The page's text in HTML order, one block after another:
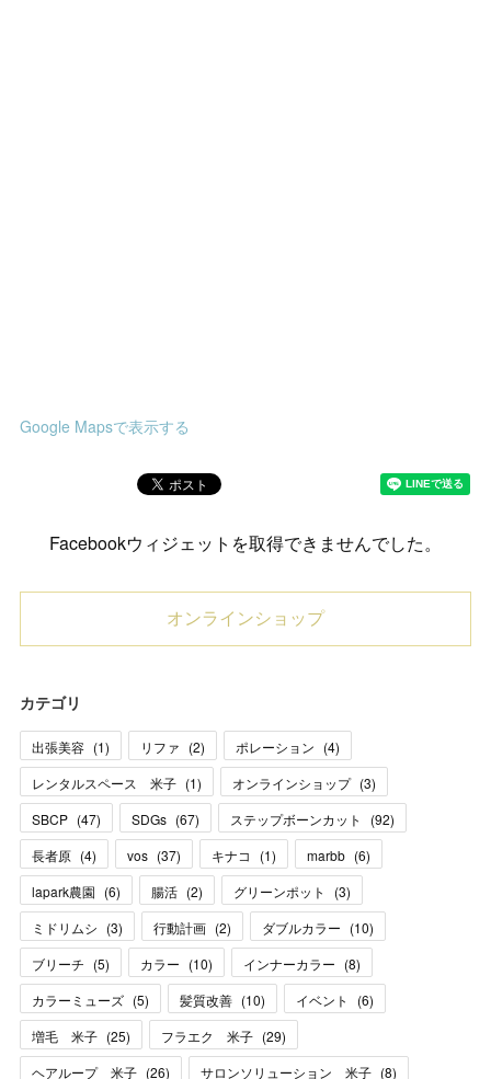
Google Mapsで表示する
Facebookウィジェットを取得できませんでした。
オンラインショップ
カテゴリ
出張美容 (1) リファ (2) ポレーション (4)
レンタルスペース 米子 (1) オンラインショップ (3)
SBCP (47) SDGs (67) ステップボーンカット (92)
長者原 (4) vos (37) キナコ (1) marbb (6)
lapark農園 (6) 腸活 (2) グリーンポット (3)
ミドリムシ (3) 行動計画 (2) ダブルカラー (10)
ブリーチ (5) カラー (10) インナーカラー (8)
カラーミューズ (5) 髪質改善 (10) イベント (6)
増毛 米子 (25) フラエク 米子 (29)
ヘアループ 米子 (26) サロンソリューション 米子 (8)